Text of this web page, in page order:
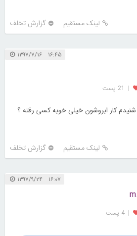
لینک مستقیم گزارش تخلف
۱۶:۴۵ ۱۳۹۷/۷/۱۶
| 21 پست
شنیدم کار ابروشون خیلی خوبه کسی رفته ؟
لینک مستقیم گزارش تخلف
۱۶:۰۷ ۱۳۹۷/۹/۲۴
| 4 پست